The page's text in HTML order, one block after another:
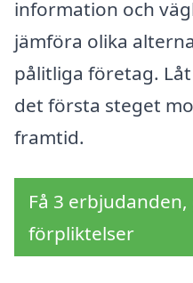
information och
jämföra olika
pålitliga företag.
det första steget
framtid.
Få 3
förpliktelser